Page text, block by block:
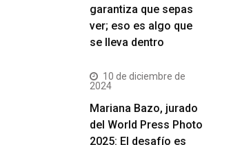
garantiza que sepas
ver; eso es algo que
se lleva dentro
10 de diciembre de
2024
Mariana Bazo, jurado
del World Press Photo
2025: El desafío es